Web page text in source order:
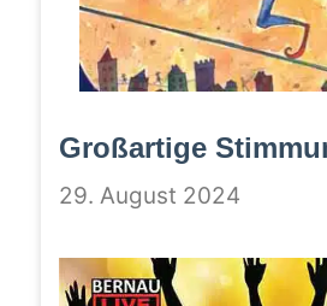
Großartige
29. August 2024